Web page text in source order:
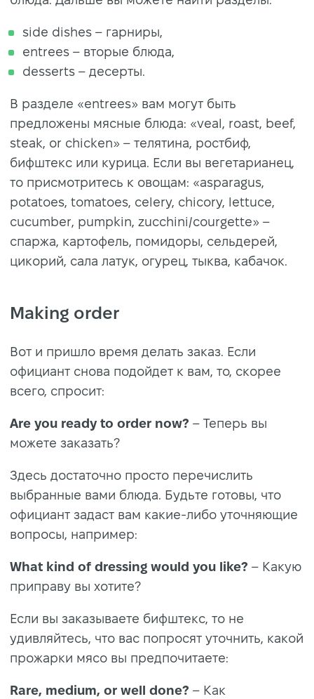
side dishes – гарниры,
entrees – вторые блюда,
desserts – десерты.
В разделе «entrees» вам могут быть
предложены мясные блюда: «veal, roast, beef,
steak, or chicken» – телятина, ростбиф,
бифштекс или курица. Если вы вегетарианец,
то присмотритесь к овощам: «asparagus,
potatoes, tomatoes, celery, chicory, lettuce,
cucumber, pumpkin, zucchini/courgette» –
спаржа, картофель, помидоры, сельдерей,
цикорий, сала латук, огурец, тыква, кабачок.
Making order
Вот и пришло время делать заказ. Если
официант снова подойдет к вам, то, скорее
всего, спросит:
Are you ready to order now? – Теперь вы
можете заказать?
Здесь достаточно просто перечислить
выбранные вами блюда. Будьте готовы, что
официант задаст вам какие-либо уточняющие
вопросы, например:
What kind of dressing would you like? – Какую
приправу вы хотите?
Если вы заказываете бифштекс, то не
удивляйтесь, что вас попросят уточнить, какой
прожарки мясо вы предпочитаете:
Rare, medium, or well done? – Как